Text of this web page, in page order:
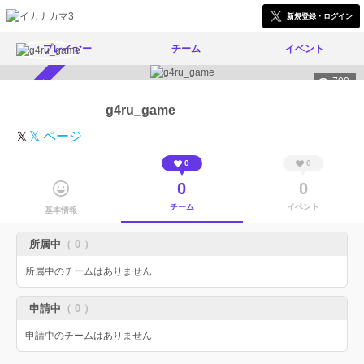
新規登録・ログイン
プレイヤー チーム イベント
700
g4ru_game
𝕏 ページ
基本情報
0
0
チーム
0
0
イベント
所属中 （ 0 ）
所属中のチームはありません
申請中 （ 0 ）
申請中のチームはありません